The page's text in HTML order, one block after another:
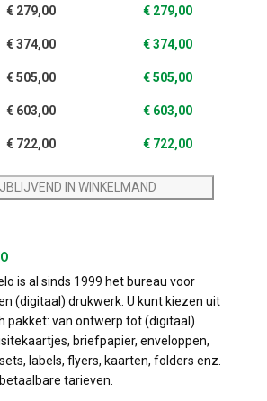
€ 279,00 € 279,00
€ 374,00 € 374,00
€ 505,00 € 505,00
€ 603,00 € 603,00
€ 722,00 € 722,00
IN WINKELMAND
is al sinds 1999 het bureau voor
(digitaal) drukwerk. U kunt kiezen uit
pakket: van ontwerp tot (digitaal)
briefpapier, enveloppen,
labels, flyers, kaarten, folders enz.
tarieven.